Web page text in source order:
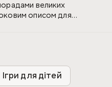
великих
описом для
Ігри для дітей